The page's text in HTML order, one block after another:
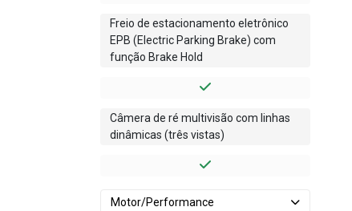
Freio de estacionamento eletrônico
EPB (Electric Parking Brake) com
função Brake Hold
Câmera de ré multivisão com linhas
dinâmicas (três vistas)
Motor/Performance